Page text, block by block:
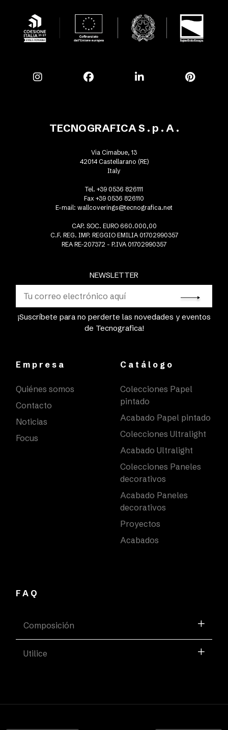
NEWSLETTER
¡Suscríbete para no perderte las novedades y eventos
de Tecnografica!
TECNOGRAFICA S . p . A .
Via Cimabue, 13
42014 Castellarano (RE)
Italy
Tel. +39 0536 826111
Fax +39 0536 826110
E-mail: wallcoverings@tecnografica.net
CAP. SOC. EURO 660.000,00
C.F. REG. IMP. REGGIO EMILIA 01702990357
REA RE-207372 - P.IVA 01702990357
Empresa
Quiénes somos
Contacto
Noticias
Focus
Catálogo
Colecciones Papel
pintado
Acabado Papel pintado
Colecciones Ultralight
Acabado Ultralight
Colecciones Paneles
decorativos
Acabado Paneles
decorativos
Proyectos
Acabados
FAQ
Composición
Utilice